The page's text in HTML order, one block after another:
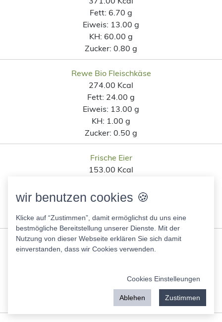
Fett: 6.70 g
Eiweis: 13.00 g
KH: 60.00 g
Zucker: 0.80 g
Rewe Bio Fleischkäse
274.00 Kcal
Fett: 24.00 g
Eiweis: 13.00 g
KH: 1.00 g
Zucker: 0.50 g
Frische Eier
153.00 Kcal
Eiweis:13.00 g
KH:0.60 g
Zucker:0.50 g
Chicken Nuggets Ja!
202.00 Kcal
13.00 g
16.00 g
6.50 g
wir benutzen cookies 🍪
Klicke auf “Zustimmen”, damit ermöglichst du uns eine
bestmögliche Bereitstellung unserer Dienste. Mit der
Nutzung von dieser Webseite erklären Sie sich damit
einverstanden, dass wir Cookies verwenden.
Cookies Einstelleungen
Ablehen Zustimmen